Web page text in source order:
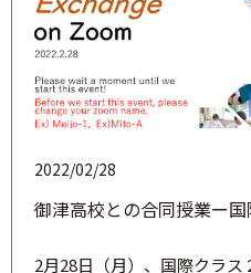
御津高校との合同授業ー
2022/02/28
2月28日（月）、国際クラ